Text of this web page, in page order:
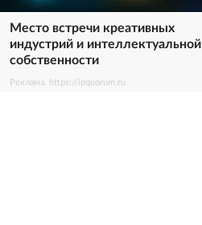
Место встречи креативных
индустрий и интеллектуальной
собственности
Реклама. https://ipquorum.ru